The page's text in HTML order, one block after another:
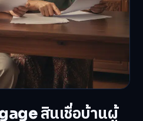
สินเชื่อบ้านผู้